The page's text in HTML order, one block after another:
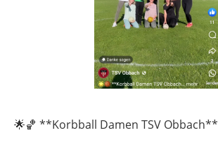
🌟🏀 **Korbball Damen TSV Obbach**